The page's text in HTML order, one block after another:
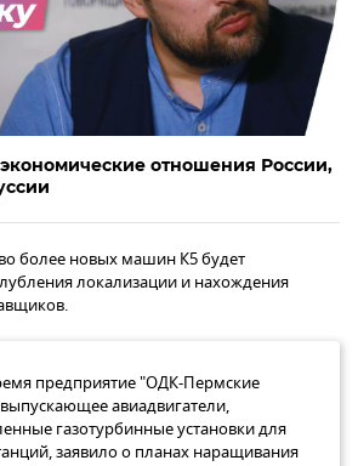
отношения России,
более новых машин К5 будет
локализации и нахождения
предприятие "ОДК-Пермские
авиадвигатели,
газотурбинные установки для
заявило о планах наращивания